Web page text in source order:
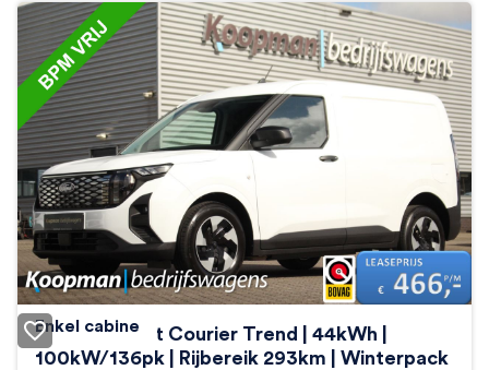
Enkel cabine
Ford E-Transit Courier Trend | 44kWh |
100kW/136pk | Rijbereik 293km | Winterpack